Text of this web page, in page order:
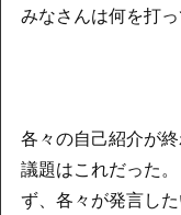
みなさんは何を打っ
各々の自己紹介が
議題はこれだった
ず、各々が発言し